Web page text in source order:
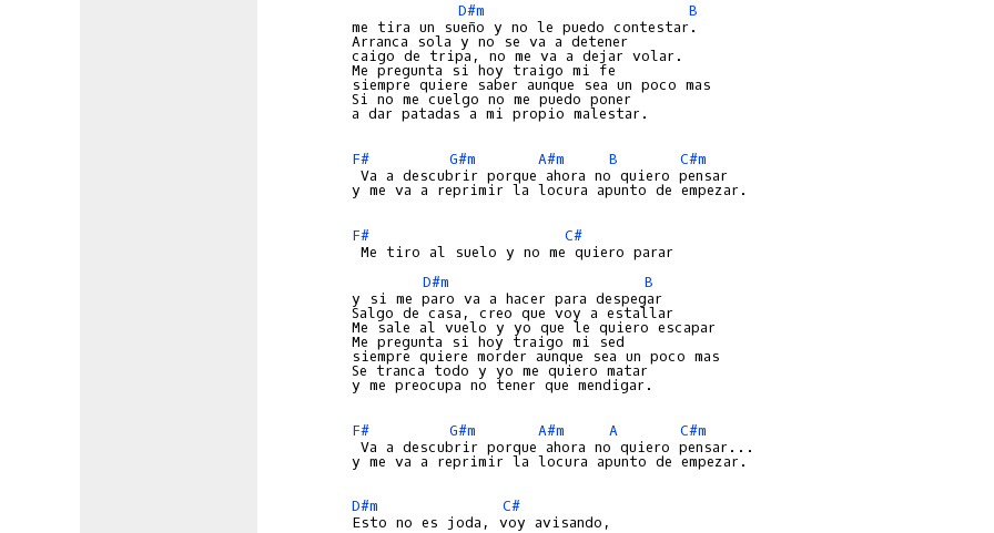
D#m
B
me tira un sueño y no le puedo contestar.
Arranca sola y no se va a detener
caigo de tripa, no me va a dejar volar.
Me pregunta si hoy traigo mi fe
siempre quiere saber aunque sea un poco mas
Si no me cuelgo no me puedo poner
a dar patadas a mi propio malestar.
F# G#m A#m B
C#m
Va a descubrir porque ahora no quiero pensar
y me va a reprimir la locura apunto de empezar.
F#
C#
D#m
B
y si me paro va a hacer para despegar
Salgo de casa, creo que voy a estallar
Me sale al vuelo y yo que le quiero escapar
Me pregunta si hoy traigo mi sed
siempre quiere morder aunque sea un poco mas
Se tranca todo y yo me quiero matar
y me preocupa no tener que mendigar.
F# G#m A#m A
C#m
Va a descubrir porque ahora no quiero pensar...
y me va a reprimir la locura apunto de empezar.
D#m
C#